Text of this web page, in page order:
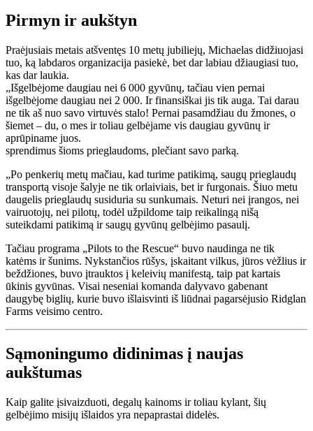
Pirmyn ir aukštyn
Praėjusiais metais atšventęs 10 metų jubiliejų, Michaelas didžiuojasi
tuo, ką labdaros organizacija pasiekė, bet dar labiau džiaugiasi tuo,
kas dar laukia.
„Išgelbėjome daugiau nei 6 000 gyvūnų, tačiau vien pernai
išgelbėjome daugiau nei 2 000. Ir finansiškai jis tik auga. Tai darau
ne tik aš nuo savo virtuvės stalo! Pernai pasamdžiau du žmones, o
šiemet – du, o mes ir toliau gelbėjame vis daugiau gyvūnų ir
aprūpiname juos.
sprendimus šioms prieglaudoms, plečiant savo parką.
„Po penkerių metų mačiau, kad turime patikimą, saugų prieglaudų
transportą visoje šalyje ne tik orlaiviais, bet ir furgonais. Šiuo metu
daugelis prieglaudų susiduria su sunkumais. Neturi nei įrangos, nei
vairuotojų, nei pilotų, todėl užpildome taip reikalingą nišą
suteikdami patikimą ir saugų gyvūnų gelbėjimo pasaulį.
Tačiau programa „Pilots to the Rescue“ buvo naudinga ne tik
katėms ir šunims. Nykstančios rūšys, įskaitant vilkus, jūros vėžlius ir
beždžiones, buvo įtrauktos į keleivių manifestą, taip pat kartais
ūkinis gyvūnas. Visai neseniai komanda dalyvavo gabenant
daugybę biglių, kurie buvo išlaisvinti iš liūdnai pagarsėjusio Ridglan
Farms veisimo centro.
Sąmoningumo didinimas į naujas
aukštumas
Kaip galite įsivaizduoti, degalų kainoms ir toliau kylant, šių
gelbėjimo misijų išlaidos yra nepaprastai didelės.